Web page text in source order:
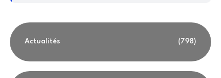
Actualités (798)